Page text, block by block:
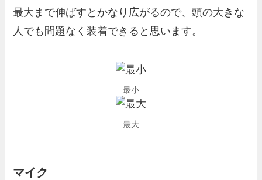
最大まで伸ばすとかなり広がるので、頭の大きな
人でも問題なく装着できると思います。
最小
最大
マイク